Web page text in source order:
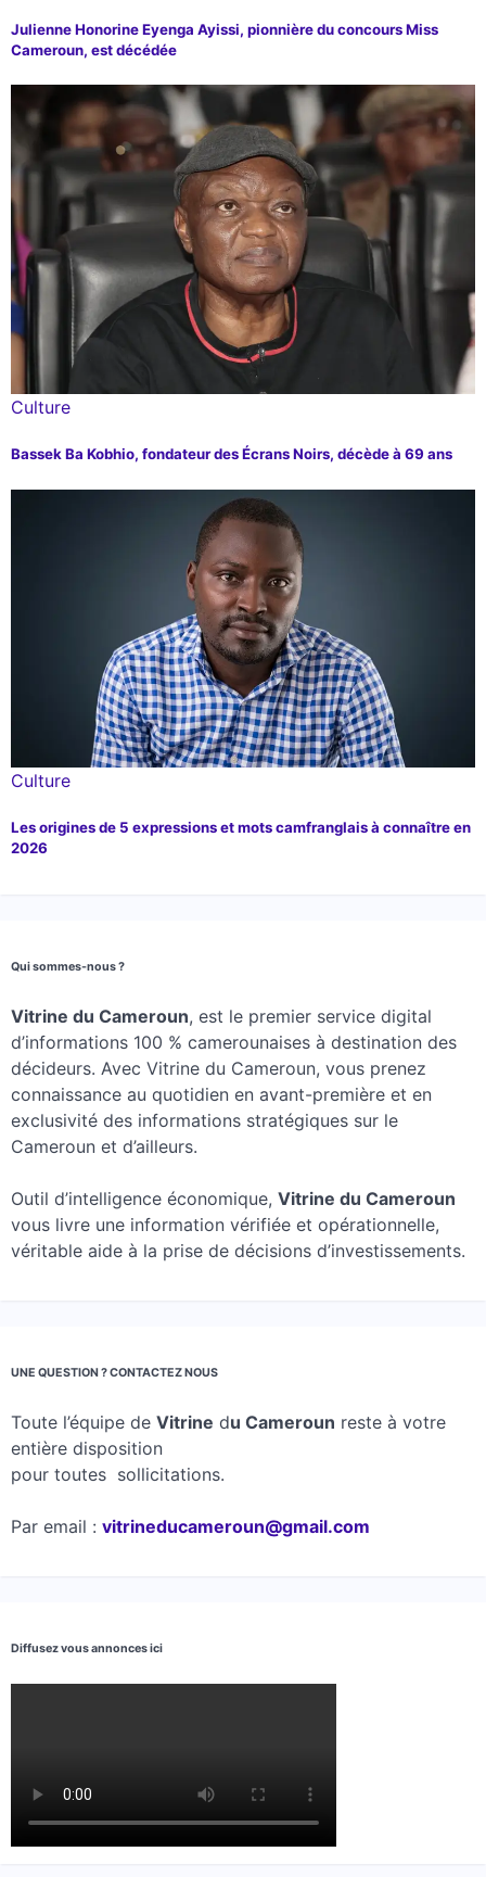
Julienne Honorine Eyenga Ayissi, pionnière du concours Miss
Cameroun, est décédée
Culture
Bassek Ba Kobhio, fondateur des Écrans Noirs, décède à 69 ans
Culture
Les origines de 5 expressions et mots camfranglais à connaître en
2026
Qui sommes-nous ?
Vitrine du Cameroun, est le premier service digital
d’informations 100 % camerounaises à destination des
décideurs. Avec Vitrine du Cameroun, vous prenez
connaissance au quotidien en avant-première et en
exclusivité des informations stratégiques sur le
Cameroun et d’ailleurs.
Outil d’intelligence économique, Vitrine du Cameroun
vous livre une information vérifiée et opérationnelle,
véritable aide à la prise de décisions d’investissements.
UNE QUESTION ? CONTACTEZ NOUS
Toute l’équipe de Vitrine du Cameroun reste à votre
entière disposition
pour toutes sollicitations.
Par email : vitrineducameroun@gmail.com
Diffusez vous annonces ici